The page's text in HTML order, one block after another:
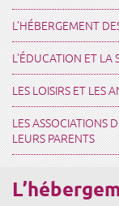
L’HÉBERGEMENT
L’ÉDUCATION ET
LES LOISIRS ET LES
LES ASSOCIATIONS
LEURS PARENTS